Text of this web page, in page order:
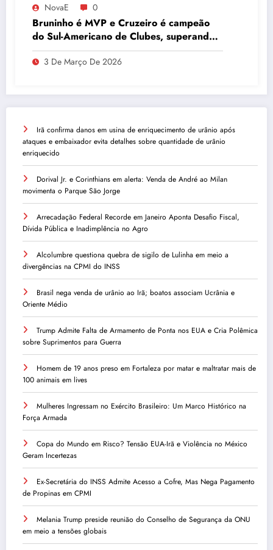
NovaE 0
Bruninho é MVP e Cruzeiro é campeão
do Sul-Americano de Clubes, superando
Campinas
3 De Março De 2026
Irã confirma danos em usina de enriquecimento de urânio após
ataques e embaixador evita detalhes sobre quantidade de urânio
enriquecido
Dorival Jr. e Corinthians em alerta: Venda de André ao Milan
movimenta o Parque São Jorge
Arrecadação Federal Recorde em Janeiro Aponta Desafio Fiscal,
Dívida Pública e Inadimplência no Agro
Alcolumbre questiona quebra de sigilo de Lulinha em meio a
divergências na CPMI do INSS
Brasil nega venda de urânio ao Irã; boatos associam Ucrânia e
Oriente Médio
Trump Admite Falta de Armamento de Ponta nos EUA e Cria Polêmica
sobre Suprimentos para Guerra
Homem de 19 anos preso em Fortaleza por matar e maltratar mais de
100 animais em lives
Mulheres Ingressam no Exército Brasileiro: Um Marco Histórico na
Força Armada
Copa do Mundo em Risco? Tensão EUA-Irã e Violência no México
Geram Incertezas
Ex-Secretária do INSS Admite Acesso a Cofre, Mas Nega Pagamento
de Propinas em CPMI
Melania Trump preside reunião do Conselho de Segurança da ONU
em meio a tensões globais